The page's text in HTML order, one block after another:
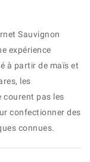
Sauvignon
expérience
à partir de maïs et
les
courent pas les
confectionner des
connues.